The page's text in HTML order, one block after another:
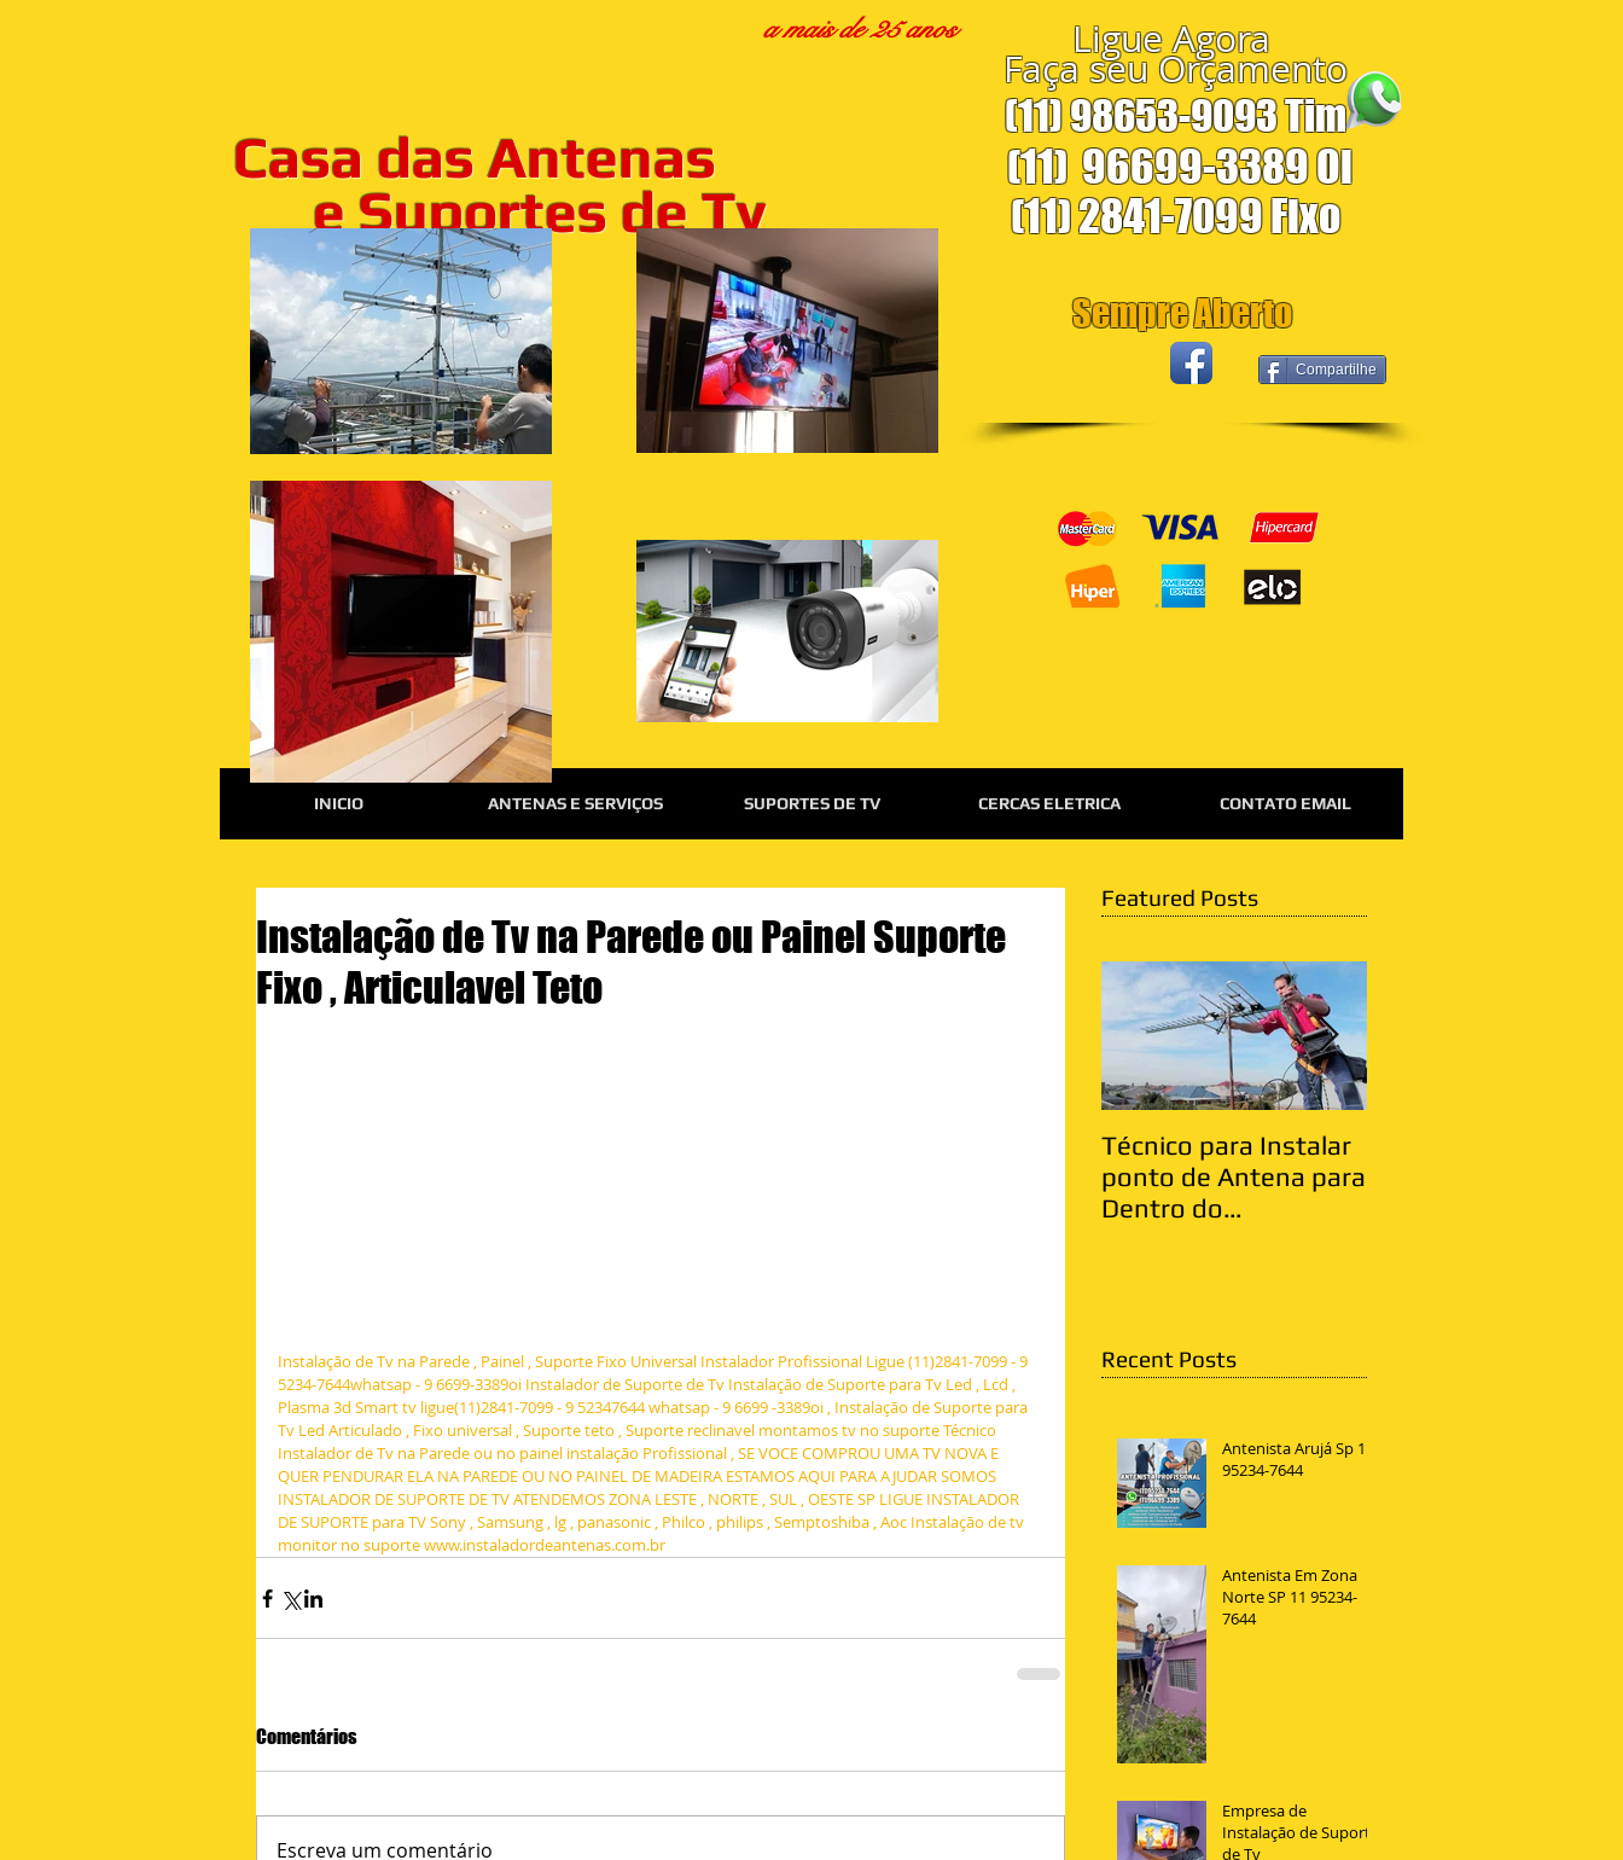
Casa das Antenas
e Suportes de Tv
a mais de 25 anos Ligue Agora
Faça seu Orçamento
(11) 98653-9093 Tim
(11) 96699-3389 Oi
(11) 2841-7099 Fixo
Sempre Aberto
Compartilhe
INICIO ANTENAS E SERVIÇOS SUPORTES DE TV CERCAS ELETRICA CONTATO EMAIL
Instalação de Tv na Parede ou Painel Suporte
Fixo , Articulavel Teto
Instalação de Tv na Parede , Painel , Suporte Fixo Universal Instalador Profissional Ligue (11)2841-7099 - 9
5234-7644whatsap - 9 6699-3389oi Instalador de Suporte de Tv Instalação de Suporte para Tv Led , Lcd ,
Plasma 3d Smart tv ligue(11)2841-7099 - 9 52347644 whatsap - 9 6699 -3389oi , Instalação de Suporte para
Tv Led Articulado , Fixo universal , Suporte teto , Suporte reclinavel montamos tv no suporte Técnico
Instalador de Tv na Parede ou no painel instalação Profissional , SE VOCE COMPROU UMA TV NOVA E
QUER PENDURAR ELA NA PAREDE OU NO PAINEL DE MADEIRA ESTAMOS AQUI PARA AJUDAR SOMOS
INSTALADOR DE SUPORTE DE TV ATENDEMOS ZONA LESTE , NORTE , SUL , OESTE SP LIGUE INSTALADOR
DE SUPORTE para TV Sony , Samsung , lg , panasonic , Philco , philips , Semptoshiba , Aoc Instalação de tv
monitor no suporte www.instaladordeantenas.com.br
Comentários
Escreva um comentário
Featured Posts
Técnico para Instalar
ponto de Antena para
Dentro do
Recent Posts
Antenista Arujá Sp 11
95234-7644
Antenista Em Zona
Norte SP 11 95234-
7644
Empresa de
Instalação de Suporte
de Tv